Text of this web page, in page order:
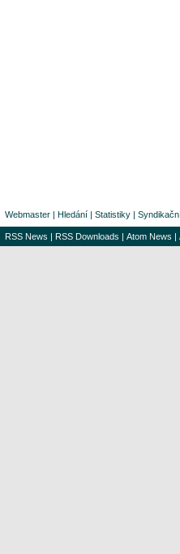
Webmaster | Hledání | Statistiky |
RSS News | RSS Downloads | Atom News |